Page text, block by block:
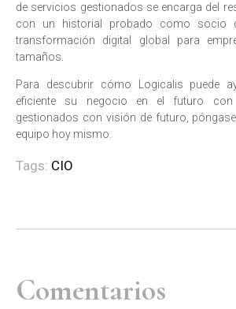
de servicios gestionados se encarga del
con un historial probado como socio
transformación digital global para
tamaños.
Para descubrir cómo Logicalis puede
eficiente su negocio en el futuro con
gestionados con visión de futuro,
equipo hoy mismo.
Tags: CIO
Comentarios